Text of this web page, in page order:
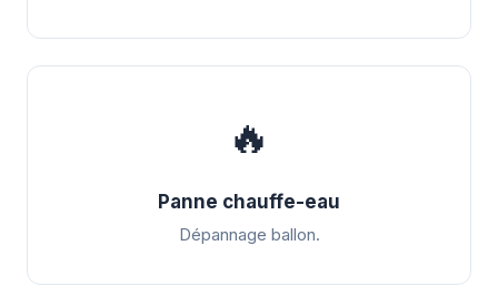
🔥
Panne chauffe-eau
Dépannage ballon.